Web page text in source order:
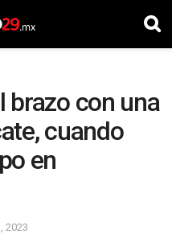
brazo con una
cuando
en
2023